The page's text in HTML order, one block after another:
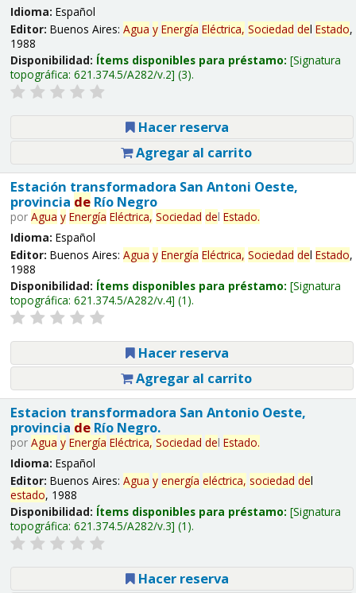
Idioma: Español
Editor: Buenos Aires: Agua y Energía Eléctrica, Sociedad del Estado,
1988
Disponibilidad: Ítems disponibles para préstamo: Signatura
topográfica: 621.374.5/A282/v.2 (3).
Hacer reserva
Agregar al carrito
Estación transformadora San Antoni Oeste,
provincia deRío Negro
por Agua y Energía Eléctrica, Sociedad del Estado.
Idioma: Español
Editor: Buenos Aires: Agua y Energía Eléctrica, Sociedad del Estado,
1988
Disponibilidad: Ítems disponibles para préstamo: Signatura
topográfica: 621.374.5/A282/v.4 (1).
Hacer reserva
Agregar al carrito
Estacion transformadora San Antonio Oeste,
provincia deRío Negro.
por Agua y Energía Eléctrica, Sociedad del Estado.
Idioma: Español
Editor: Buenos Aires: Agua y energía eléctrica, sociedad del
estado, 1988
Disponibilidad: Ítems disponibles para préstamo: Signatura
topográfica: 621.374.5/A282/v.3 (1).
Hacer reserva